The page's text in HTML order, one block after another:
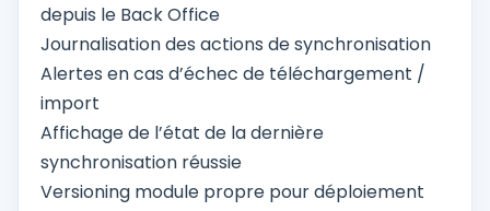
depuis le Back Office
Journalisation des actions de synchronisation
Alertes en cas d’échec de téléchargement /
import
Affichage de l’état de la dernière
synchronisation réussie
Versioning module propre pour déploiement